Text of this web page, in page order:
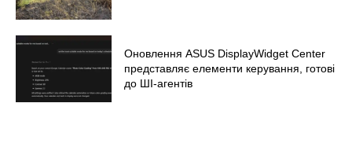
Оновлення ASUS DisplayWidget Center
представляє елементи керування, готові
до ШІ-агентів